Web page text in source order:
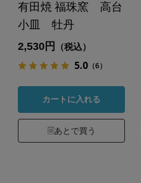
有田焼 福珠窯 高台
小皿 牡丹
2,530円 （税込）
5.0（6）
カートに入れる
あとで買う